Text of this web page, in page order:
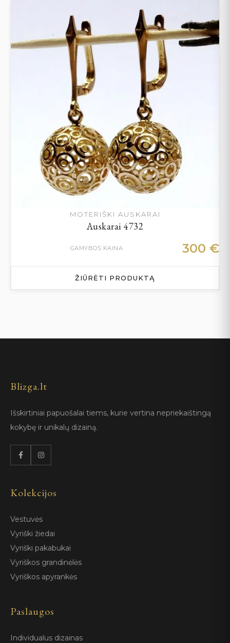
MOTERIŠKI AUSKARAI
Auskarai 4732
GAMYBOS KAINA 300 €
ŽIŪRĖTI PRODUKTĄ
Blizga.lt
Išskirtiniai papuošalai tiems, kurie vertina nepriekaištingą
kokybę ir unikalų dizainą.
Kolekcijos
Vestuvės
Vyriški žiedai
Vyriški pakabukai
Vyriškos grandinėlės
Vyriškos apyrankės
Paslaugos
Individualus dizainas